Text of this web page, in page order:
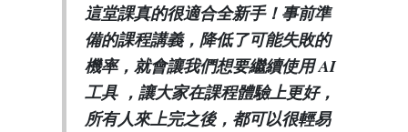
這堂課真的很適合全新手！事前準
備的課程講義，降低了可能失敗的
機率，就會讓我們想要繼續使用 AI
工具 ，讓大家在課程體驗上更好，
所有人來上完之後，都可以很輕易